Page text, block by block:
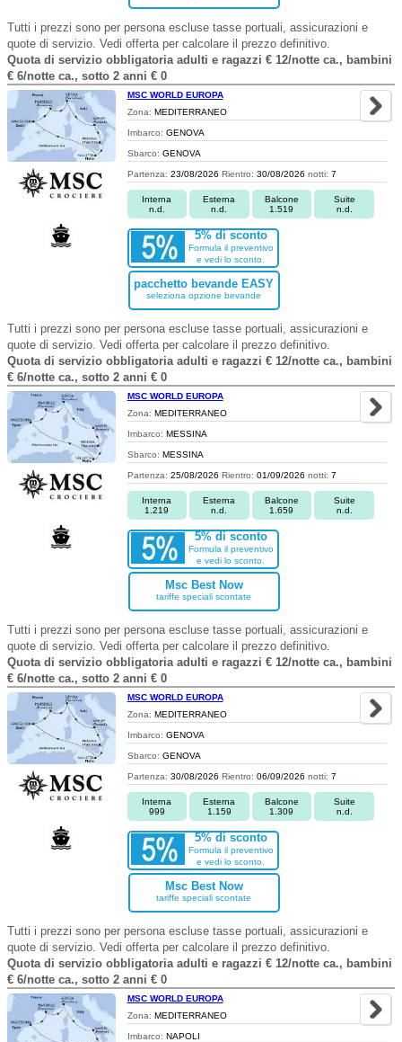
Tutti i prezzi sono per persona escluse tasse portuali, assicurazioni e
quote di servizio. Vedi offerta per calcolare il prezzo definitivo.
Quota di servizio obbligatoria adulti e ragazzi € 12/notte ca., bambini
€ 6/notte ca., sotto 2 anni € 0
MSC WORLD EUROPA
Zona: MEDITERRANEO
Imbarco: GENOVA
Sbarco: GENOVA
Partenza: 23/08/2026 Rientro: 30/08/2026 notti: 7
Interna
n.d.
Esterna
n.d.
Balcone
1.519
Suite
n.d.
5% di sconto
Formula il preventivo
e vedi lo sconto.
pacchetto bevande EASY
seleziona opzione bevande
Tutti i prezzi sono per persona escluse tasse portuali, assicurazioni e
quote di servizio. Vedi offerta per calcolare il prezzo definitivo.
Quota di servizio obbligatoria adulti e ragazzi € 12/notte ca., bambini
€ 6/notte ca., sotto 2 anni € 0
MSC WORLD EUROPA
Zona: MEDITERRANEO
Imbarco: MESSINA
Sbarco: MESSINA
Partenza: 25/08/2026 Rientro: 01/09/2026 notti: 7
Interna
1.219
Esterna
n.d.
Balcone
1.659
Suite
n.d.
5% di sconto
Formula il preventivo
e vedi lo sconto.
Msc Best Now
tariffe speciali scontate
Tutti i prezzi sono per persona escluse tasse portuali, assicurazioni e
quote di servizio. Vedi offerta per calcolare il prezzo definitivo.
Quota di servizio obbligatoria adulti e ragazzi € 12/notte ca., bambini
€ 6/notte ca., sotto 2 anni € 0
MSC WORLD EUROPA
Zona: MEDITERRANEO
Imbarco: GENOVA
Sbarco: GENOVA
Partenza: 30/08/2026 Rientro: 06/09/2026 notti: 7
Interna
999
Esterna
1.159
Balcone
1.309
Suite
n.d.
5% di sconto
Formula il preventivo
e vedi lo sconto.
Msc Best Now
tariffe speciali scontate
Tutti i prezzi sono per persona escluse tasse portuali, assicurazioni e
quote di servizio. Vedi offerta per calcolare il prezzo definitivo.
Quota di servizio obbligatoria adulti e ragazzi € 12/notte ca., bambini
€ 6/notte ca., sotto 2 anni € 0
MSC WORLD EUROPA
Zona: MEDITERRANEO
Imbarco: NAPOLI